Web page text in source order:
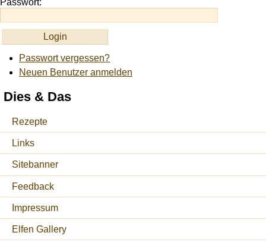
Passwort:
Passwort vergessen?
Neuen Benutzer anmelden
Dies & Das
Rezepte
Links
Sitebanner
Feedback
Impressum
Elfen Gallery